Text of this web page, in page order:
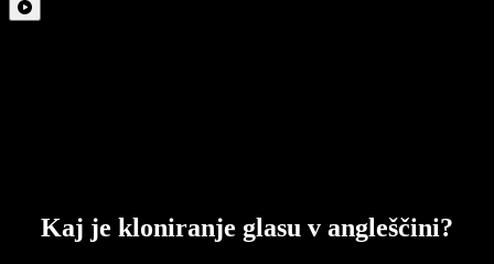
Kaj je kloniranje glasu v angleščini?